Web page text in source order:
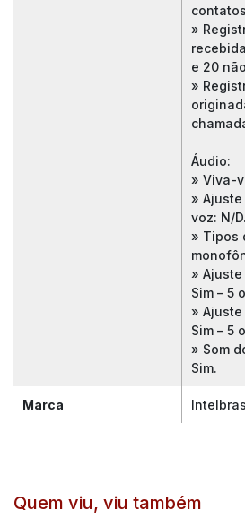
»
e 20
»
Áudio:
» Viva-
»
voz: N/D.
» Tipos
»
Sim – 5
»
Sim – 5
» Som
Sim.
Marca Intelbras
Quem viu, viu também